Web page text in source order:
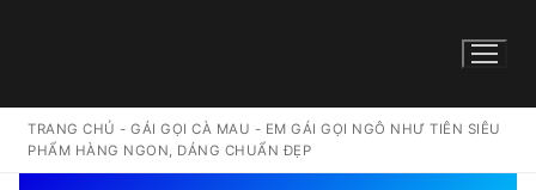
TRANG CHỦ -GÁI GỌI CÀ MAU - EM GÁI GỌI NGÔ NHƯ TIÊN SIÊU
PHẨM HÀNG NGON, DÁNG CHUẨN ĐẸP